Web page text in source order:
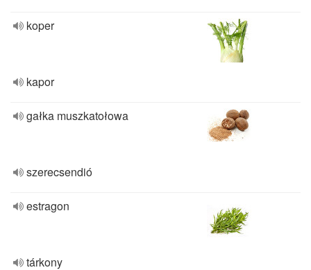
koper
kapor
gałka muszkatołowa
szerecsendió
estragon
tárkony